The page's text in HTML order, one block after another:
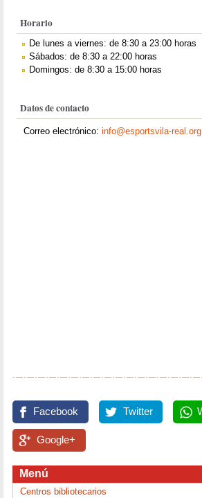
Horario
De lunes a viernes: de 8:30 a 23:00 horas
Sábados: de 8:30 a 22:00 horas
Domingos: de 8:30 a 15:00 horas
Datos de contacto
Correo electrónico:info@esportsvila-real.org
Facebook Twitter
Google+
Menú
Centros bibliotecarios